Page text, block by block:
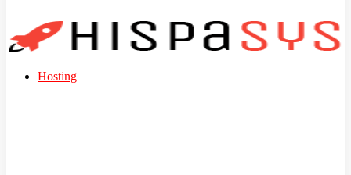
Hosting